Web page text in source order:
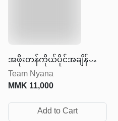
အဖိုးတန်ကိုယ်ပိုင်အချိန်
ကလေး
Team Nyana
MMK11,000
Add to Cart